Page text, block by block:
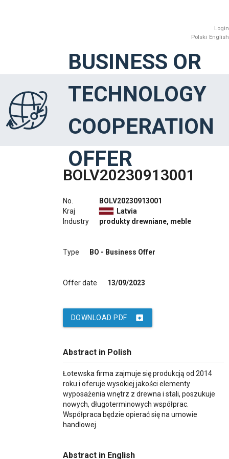
Login
Polski English
BUSINESS OR
TECHNOLOGY
COOPERATION
OFFER
BOLV20230913001
No.
Kraj
Industry
BOLV20230913001
Latvia
produkty drewniane, meble
Type BO - Business Offer
Offer date 13/09/2023
archive
DOWNLOAD PDF
Abstract in Polish
Łotewska firma zajmuje się produkcją od 2014
roku i oferuje wysokiej jakości elementy
wyposażenia wnętrz z drewna i stali, poszukuje
nowych, długoterminowych współprac.
Współpraca będzie opierać się na umowie
handlowej.
Abstract in English